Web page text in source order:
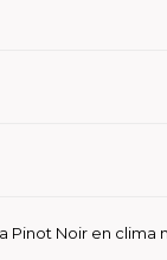
Pinot Noir en